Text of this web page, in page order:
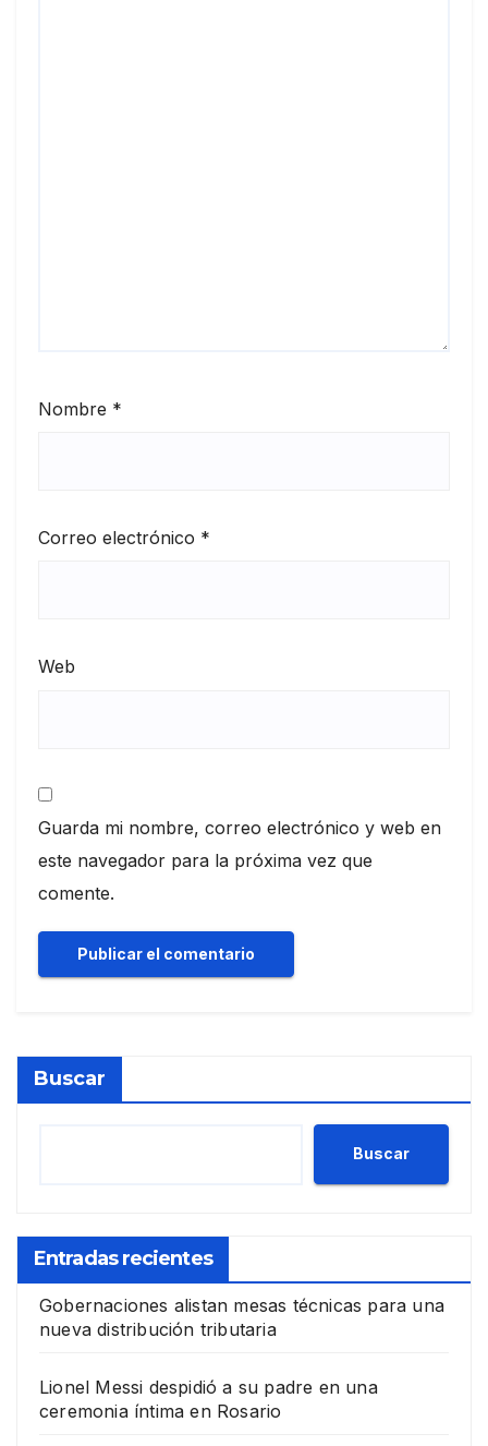
Nombre *
Correo electrónico *
Web
Guarda mi nombre, correo electrónico y web en
este navegador para la próxima vez que
comente.
Buscar
Buscar
Entradas recientes
Gobernaciones alistan mesas técnicas para una
nueva distribución tributaria
Lionel Messi despidió a su padre en una
ceremonia íntima en Rosario